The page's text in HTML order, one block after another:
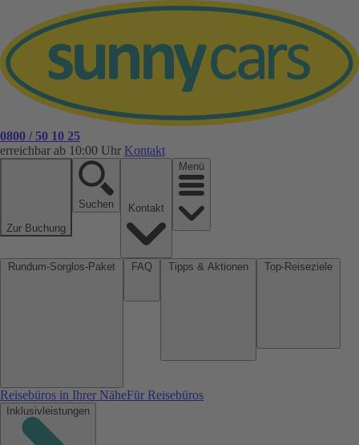
0800 / 50 10 25
erreichbar ab 10:00 Uhr Kontakt
Zur Buchung
Suchen
Menü
Reisebüros in Ihrer NäheFür Reisebüros
Inklusivleistungen